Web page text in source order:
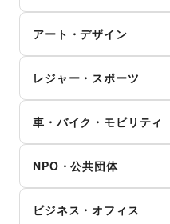
その他インテリア・生
資格・習い事
リフォーム
住宅（購入・賃貸）
たばこ
修理・メンテナンス
就職・転職・求人
おもちゃ・絵本
その他子育て・教育
美容・コスメ・香水
ヘアケア・シャンプー
美容家電
ヘアサロン・ネイルサ
マッサージ・整体
女性用品・フェムテック
コンタクトレンズ
医療・医薬品
その他美容・健康
スマホアクセサリー
ガジェット
ゲーム
アニメ
コミック・マンガ
アイドル・芸能人
CD・DVD・本・雑誌
Webメディア・アプリ
テレビ・ドラマ
映画
アート・デザイン
写真・イラストレーシ
立体作品・彫刻
その他アート・デザイン
レジャー・スポーツ
キャンプ・アウトドア
野球
サッカー
バスケットボール
ゴルフ
その他レジャー・スポ
車・バイク・モビリティ
バイク・オートバイ
自転車・ロードバイク
マイクロモビリティ
その他車・バイク・モ
NPO・公共団体
外国団体・大使館
ビジネス・オフィス